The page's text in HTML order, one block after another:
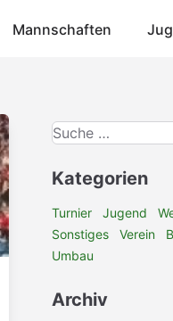
Mannschaften
Kategorien
Turnier Jugend
Sonstiges
Verein
Umbau
Archiv